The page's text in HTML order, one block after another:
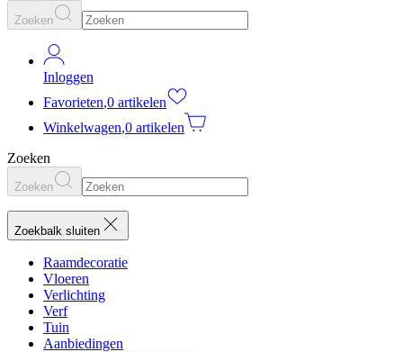
Zoeken
Inloggen
Favorieten,0 artikelen
Winkelwagen,0 artikelen
Zoeken
Zoeken
Zoekbalk sluiten
Raamdecoratie
Vloeren
Verlichting
Verf
Tuin
Aanbiedingen